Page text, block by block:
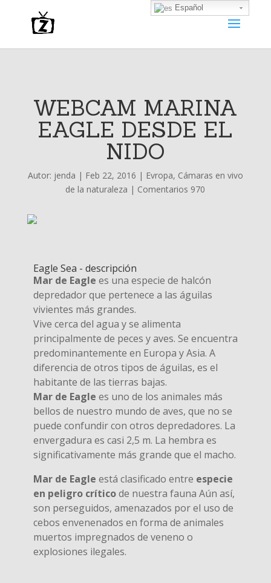
WEBCAM MARINA
EAGLE DESDE EL
NIDO
Autor: jenda | Feb 22, 2016 | Evropa, Cámaras en vivo
de la naturaleza | Comentarios 970
Eagle Sea - descripción
Mar de Eagle es una especie de halcón
depredador que pertenece a las águilas
vivientes más grandes.
Vive cerca del agua y se alimenta
principalmente de peces y aves. Se encuentra
predominantemente en Europa y Asia. A
diferencia de otros tipos de águilas, es el
habitante de las tierras bajas.
Mar de Eagle es uno de los animales más
bellos de nuestro mundo de aves, que no se
puede confundir con otros depredadores. La
envergadura es casi 2,5 m. La hembra es
significativamente más grande que el macho.
Mar de Eagle está clasificado entre especie
en peligro críticode nuestra fauna Aún así,
son perseguidos, amenazados por el uso de
cebos envenenados en forma de animales
muertos impregnados de veneno o
explosiones ilegales.
Español